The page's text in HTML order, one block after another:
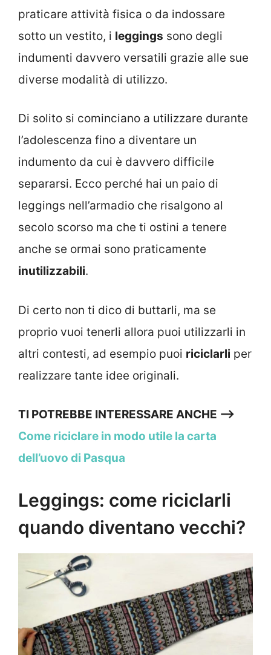
praticare attività fisica o da indossare
sotto un vestito, i leggings sono degli
indumenti davvero versatili grazie alle sue
diverse modalità di utilizzo.
Di solito si cominciano a utilizzare durante
l’adolescenza fino a diventare un
indumento da cui è davvero difficile
separarsi. Ecco perché hai un paio di
leggings nell’armadio che risalgono al
secolo scorso ma che ti ostini a tenere
anche se ormai sono praticamente
inutilizzabili.
Di certo non ti dico di buttarli, ma se
proprio vuoi tenerli allora puoi utilizzarli in
altri contesti, ad esempio puoi riciclarli per
realizzare tante idee originali.
TI POTREBBE INTERESSARE ANCHE —->
Come riciclare in modo utile la carta
dell’uovo di Pasqua
Leggings: come riciclarli
quando diventano vecchi?